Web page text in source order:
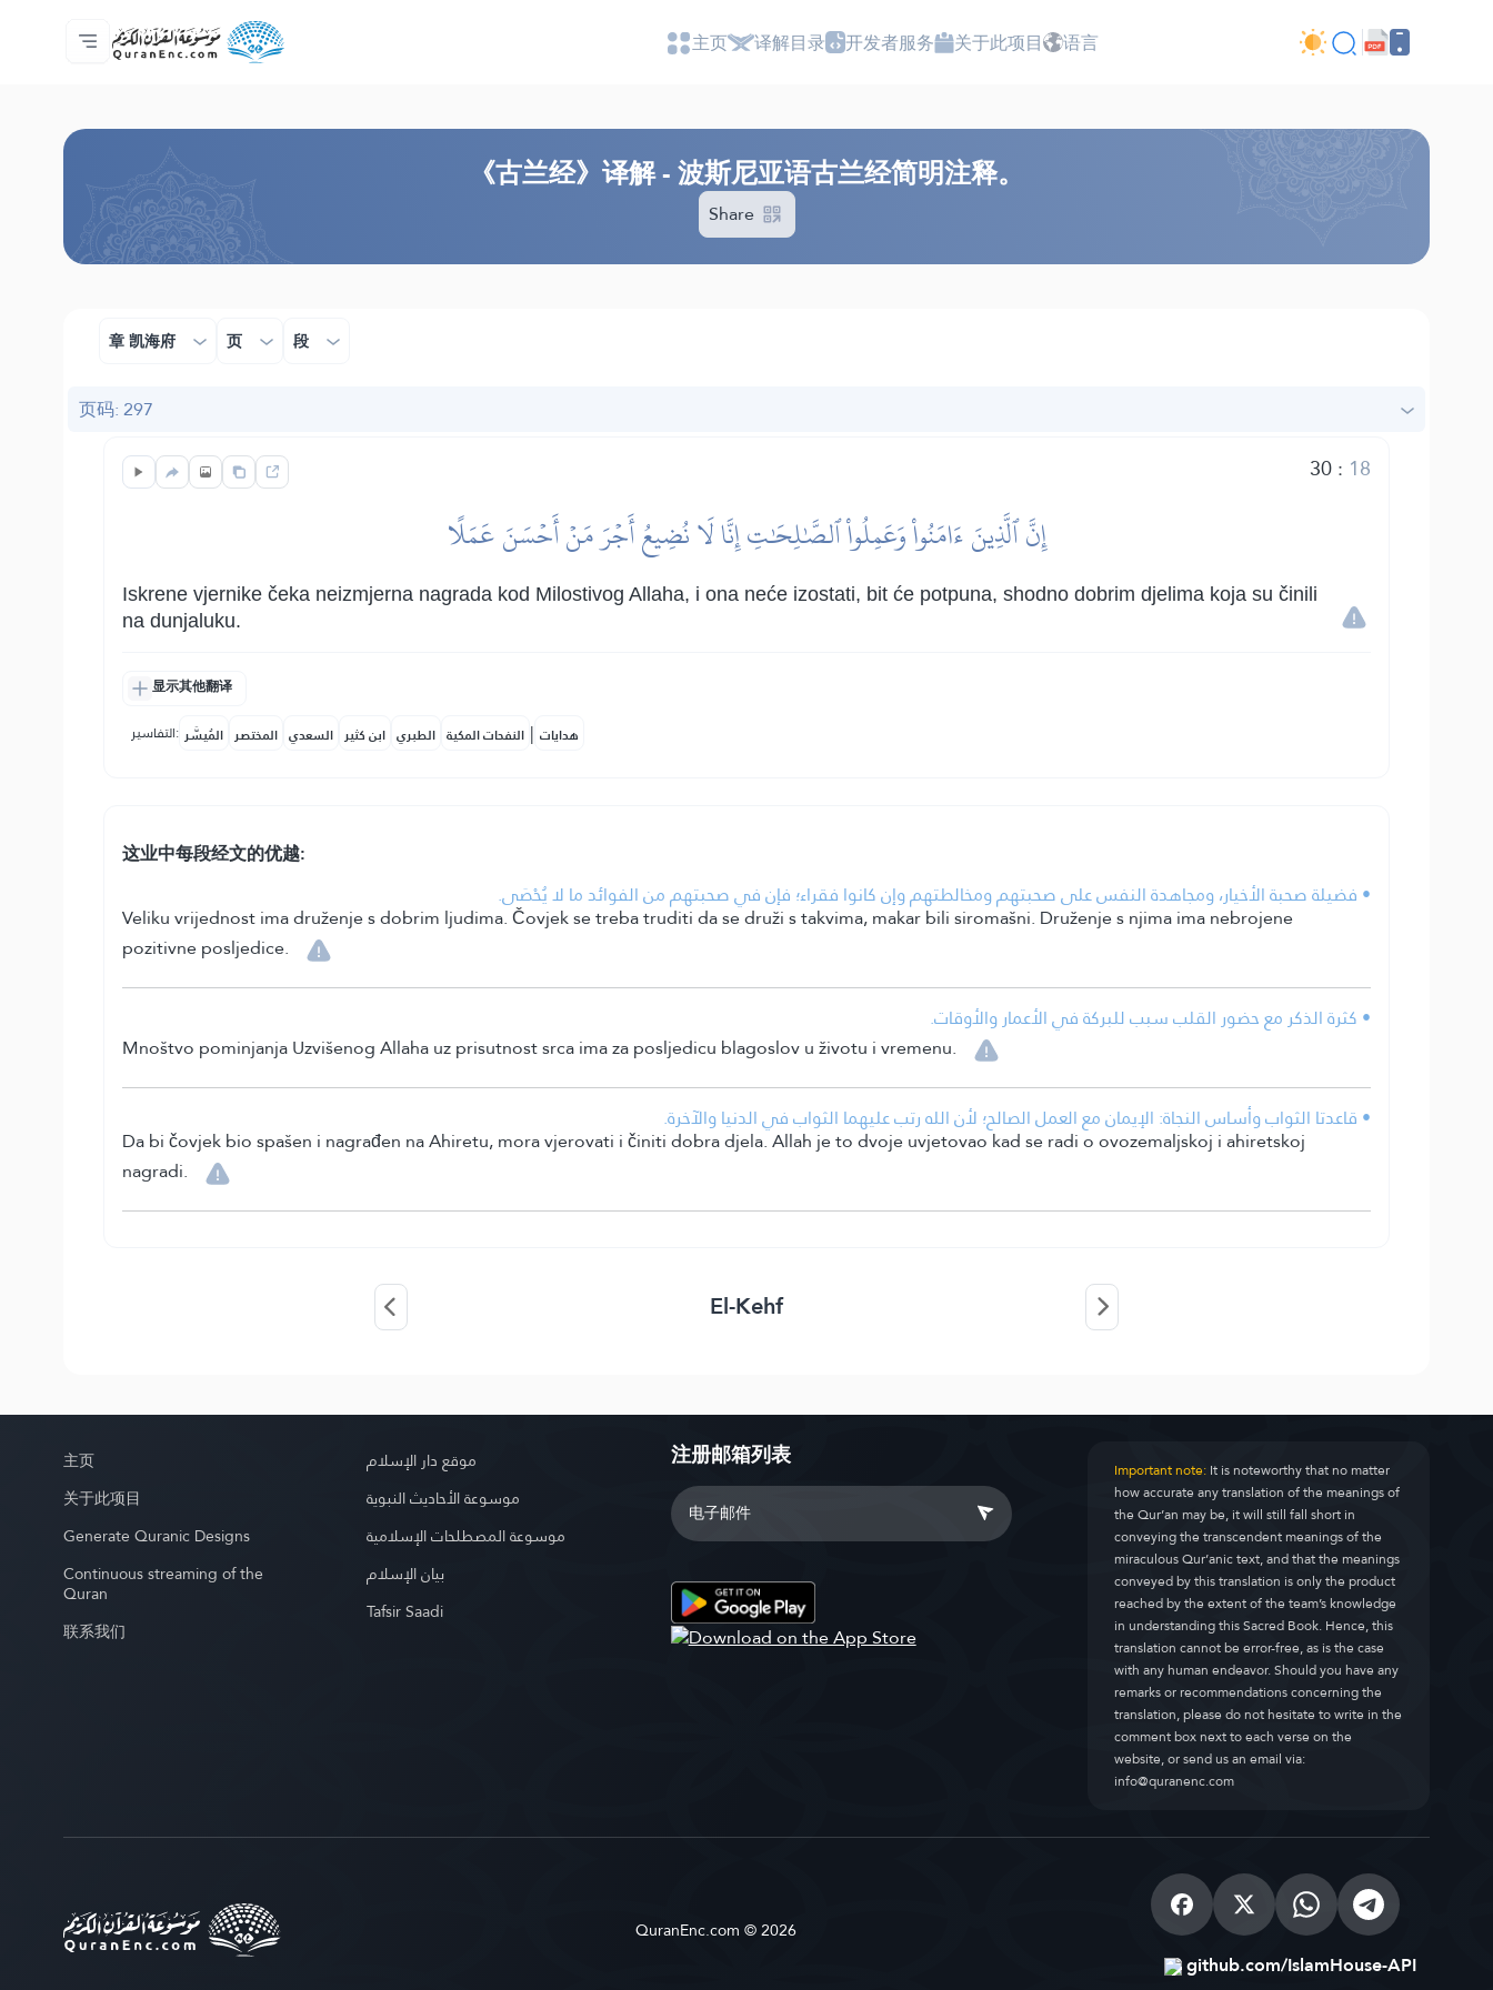
主页
译解目录
Audio
开发者服务 - API
关于此项目
联系我们
语言 主页 译解目录 开发者服务 关于此项目 语言
《古兰经》译解 - 波斯尼亚语古兰经简明注释。
Share
章 凯海府 页 段
页码: 297
30: 18
إِنَّ ٱلَّذِينَ ءَامَنُواْ وَعَمِلُواْ ٱلصَّٰلِحَٰتِ إِنَّا لَا نُضِيعُ أَجۡرَ مَنۡ أَحۡسَنَ عَمَلًا
Iskrene vjernike čeka neizmjerna nagrada kod Milostivog Allaha, i ona neće izostati, bit će potpuna, shodno dobrim djelima koja su činili
na dunjaluku.
显示其他翻译
التفاسير: المُيسَّر المختصر السعدي ابن كثير الطبري النفحات المكية | هدايات
这业中每段经文的优越:
• فضيلة صحبة الأخيار، ومجاهدة النفس على صحبتهم ومخالطتهم وإن كانوا فقراء؛ فإن في صحبتهم من الفوائد ما لا يُحْصَى.
Veliku vrijednost ima druženje s dobrim ljudima. Čovjek se treba truditi da se druži s takvima, makar bili siromašni. Druženje s njima ima nebrojene
pozitivne posljedice.
• كثرة الذكر مع حضور القلب سبب للبركة في الأعمار والأوقات.
Mnoštvo pominjanja Uzvišenog Allaha uz prisutnost srca ima za posljedicu blagoslov u životu i vremenu.
• قاعدتا الثواب وأساس النجاة: الإيمان مع العمل الصالح؛ لأن الله رتب عليهما الثواب في الدنيا والآخرة.
Da bi čovjek bio spašen i nagrađen na Ahiretu, mora vjerovati i činiti dobra djela. Allah je to dvoje uvjetovao kad se radi o ovozemaljskoj i ahiretskoj
nagradi.
El-Kehf
主页
关于此项目
Generate Quranic Designs
Continuous streaming of the
Quran
联系我们
موقع دار الإسلام
موسوعة الأحاديث النبوية
موسوعة المصطلحات الإسلامية
بيان الإسلام
Tafsir Saadi
注册邮箱列表 Important note:It is noteworthy that no matter
how accurate any translation of the meanings of
the Qur’an may be, it will still fall short in
conveying the transcendent meanings of the
miraculous Qur’anic text, and that the meanings
conveyed by this translation is only the product
reached by the extent of the team’s knowledge
in understanding this Sacred Book. Hence, this
translation cannot be error-free, as is the case
with any human endeavor. Should you have any
remarks or recommendations concerning the
translation, please do not hesitate to write in the
comment box next to each verse on the
website, or send us an email via:
info@quranenc.com
QuranEnc.com © 2026
github.com/IslamHouse-API